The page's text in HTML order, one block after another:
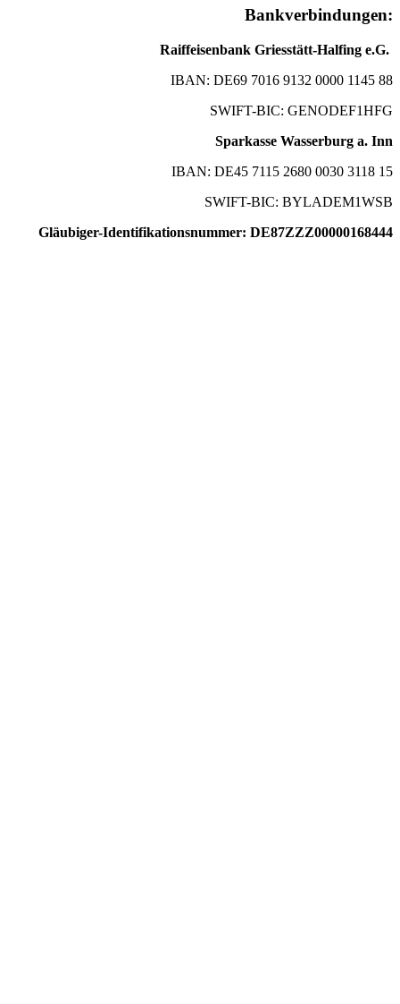
Bankverbindungen:
Raiffeisenbank Griesstätt-Halfing e.G.
IBAN: DE69 7016 9132 0000 1145 88
SWIFT-BIC: GENODEF1HFG
Sparkasse Wasserburg a. Inn
IBAN: DE45 7115 2680 0030 3118 15
SWIFT-BIC: BYLADEM1WSB
Gläubiger-Identifikationsnummer: DE87ZZZ00000168444